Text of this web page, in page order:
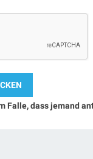
Falle, dass jemand